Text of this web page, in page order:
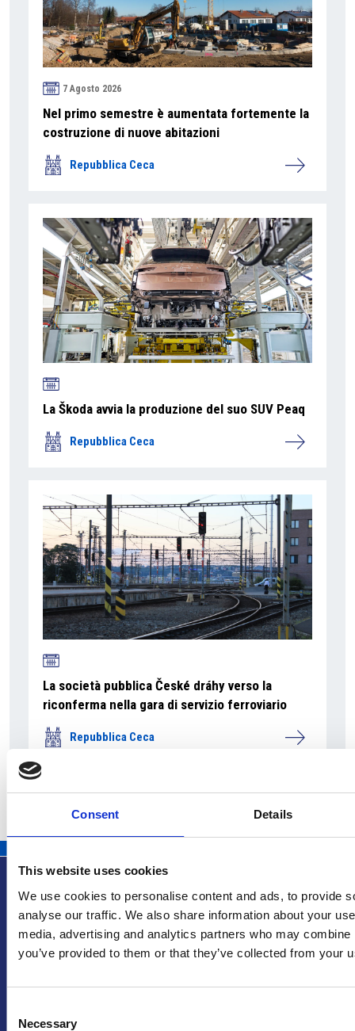
Consent Details
This website uses cookies
We use cookies to personalise content and ads, to provide
analyse our traffic. We also share information about your
media, advertising and analytics partners who may
you’ve provided to them or that they’ve collected from your
Selection
Necessary
7 Agosto 2026
Nel primo semestre è aumentata fortemente la
costruzione di nuove abitazioni
Repubblica Ceca
La Škoda avvia la produzione del suo SUV Peaq
Repubblica Ceca
La società pubblica České dráhy verso la
riconferma nella gara di servizio ferroviario
Repubblica Ceca
Info utili